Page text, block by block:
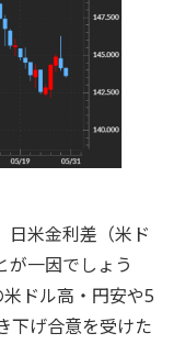
日米金利差（米ド
が一因でしょう
米ドル高・円安や5
下げ合意を受けた